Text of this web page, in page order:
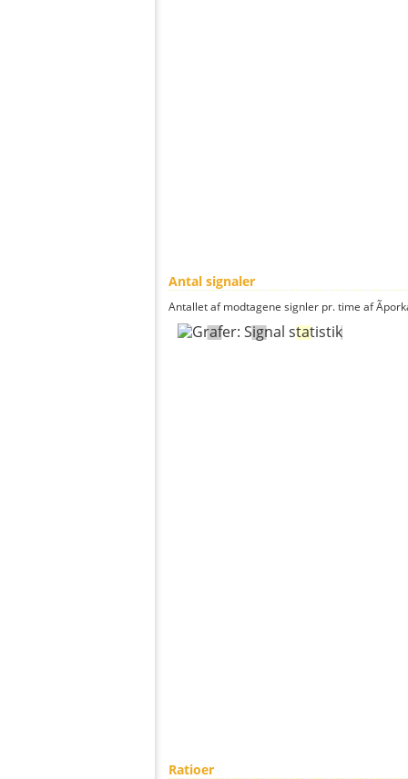
Antal signaler
Antallet af modtagene signler pr. time af
Ratioer